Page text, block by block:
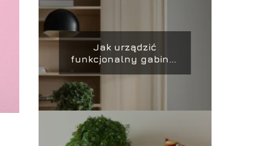
Jak urządzić
funkcjonalny gabinet